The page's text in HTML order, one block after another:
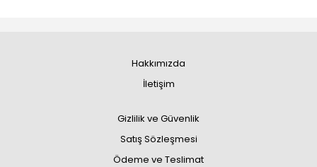
Hakkımızda
İletişim
Gizlilik ve Güvenlik
Satış Sözleşmesi
Ödeme ve Teslimat